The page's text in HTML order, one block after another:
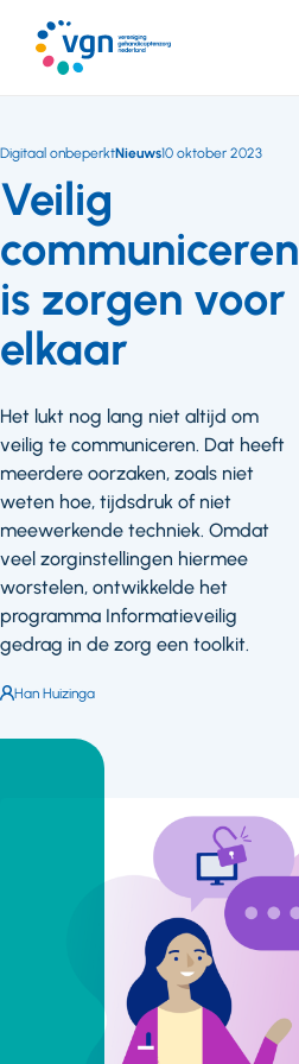
naar
hoofdinhoud
Veilig
communiceren
is zorgen voor
elkaar
Digitaal onbeperktNieuws10 oktober 2023
Het lukt nog lang niet altijd om
veilig te communiceren. Dat heeft
meerdere oorzaken, zoals niet
weten hoe, tijdsdruk of niet
meewerkende techniek. Omdat
veel zorginstellingen hiermee
worstelen, ontwikkelde het
programma Informatieveilig
gedrag in de zorg een toolkit.
Auteur:
Han Huizinga